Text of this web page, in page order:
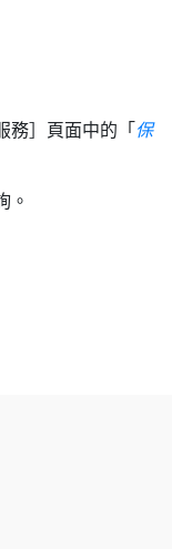
務］頁面中的「 保
。